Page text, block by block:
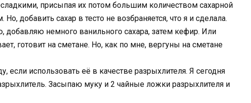
присыпая их потом большим количеством сахарной
добавить сахар в тесто не возбраняется, что я и сделала.
добавляю немного ванильного сахара, затем кефир. Или
готовит на сметане. Но, как по мне, вергуны на сметане
если использовать её в качестве разрыхлителя. Я сегодня
Засыпаю муку и 2 чайные ложки разрыхлителя и